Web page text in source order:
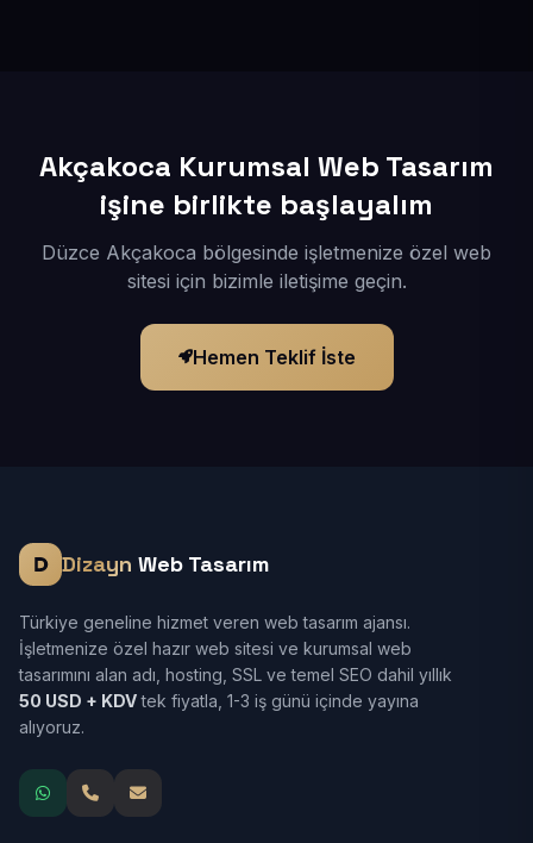
Akçakoca Kurumsal Web Tasarım
işine birlikte başlayalım
Düzce Akçakoca bölgesinde işletmenize özel web
sitesi için bizimle iletişime geçin.
Hemen Teklif İste
Dizayn Web Tasarım
Türkiye geneline hizmet veren web tasarım ajansı.
İşletmenize özel hazır web sitesi ve kurumsal web
tasarımını alan adı, hosting, SSL ve temel SEO dahil yıllık
50 USD + KDVtek fiyatla, 1-3 iş günü içinde yayına
alıyoruz.